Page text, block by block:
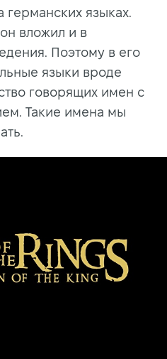
германских языках.
вложил и в
Поэтому в его
языки вроде
говорящих имен с
Такие имена мы